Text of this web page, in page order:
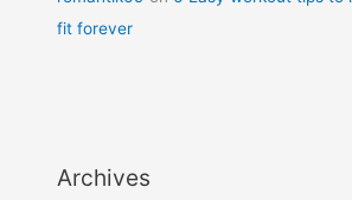
fit forever
Archives